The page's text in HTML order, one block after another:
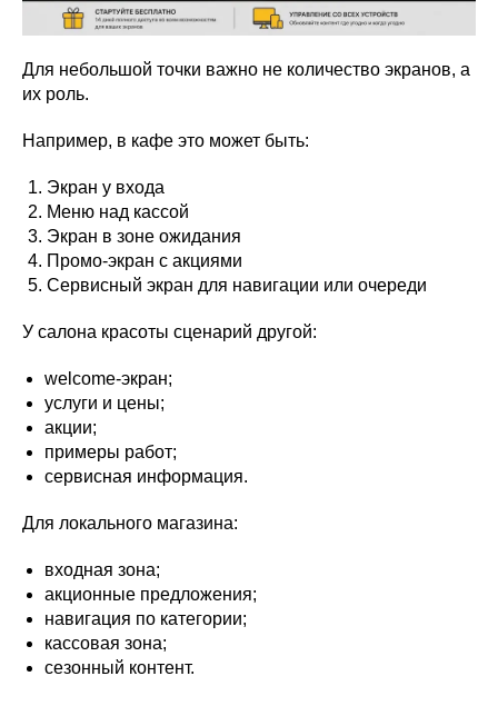
Для небольшой точки важно не количество экранов, а
их роль.
Например, в кафе это может быть:
Экран у входа
Меню над кассой
Экран в зоне ожидания
Промо-экран с акциями
Сервисный экран для навигации или очереди
У салона красоты сценарий другой:
welcome-экран;
услуги и цены;
акции;
примеры работ;
сервисная информация.
Для локального магазина:
входная зона;
акционные предложения;
навигация по категории;
кассовая зона;
сезонный контент.